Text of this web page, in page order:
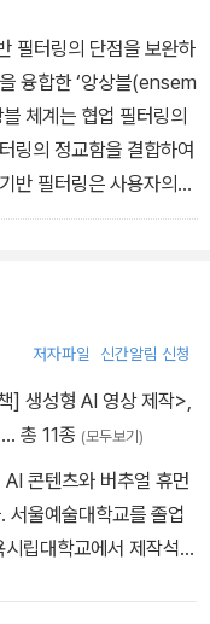
필터링의 단점을 보완하
융합한 ‘앙상블(ensem
체계는 협업 필터링의
링의 정교함을 결합하여
반 필터링은 사용자의
천하는 데 한계가 있다.
대화하며, 사용자 경험
고 있다.
서
저자파일 신간알림 신청
] 생성형 AI 영상 제작>
… 총 11종 (모두보기)
콘텐츠와 버추얼 휴먼
서울예술대학교를 졸업
립대학교에서 제작석사